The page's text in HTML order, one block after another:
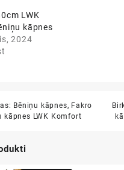
LWK
kāpnes
2024
Bēniņu kāpnes, Fakro
kāpnes LWK Komfort